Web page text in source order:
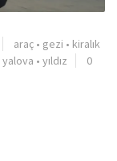
araç • gezi • kiralık
yalova • yıldız
0